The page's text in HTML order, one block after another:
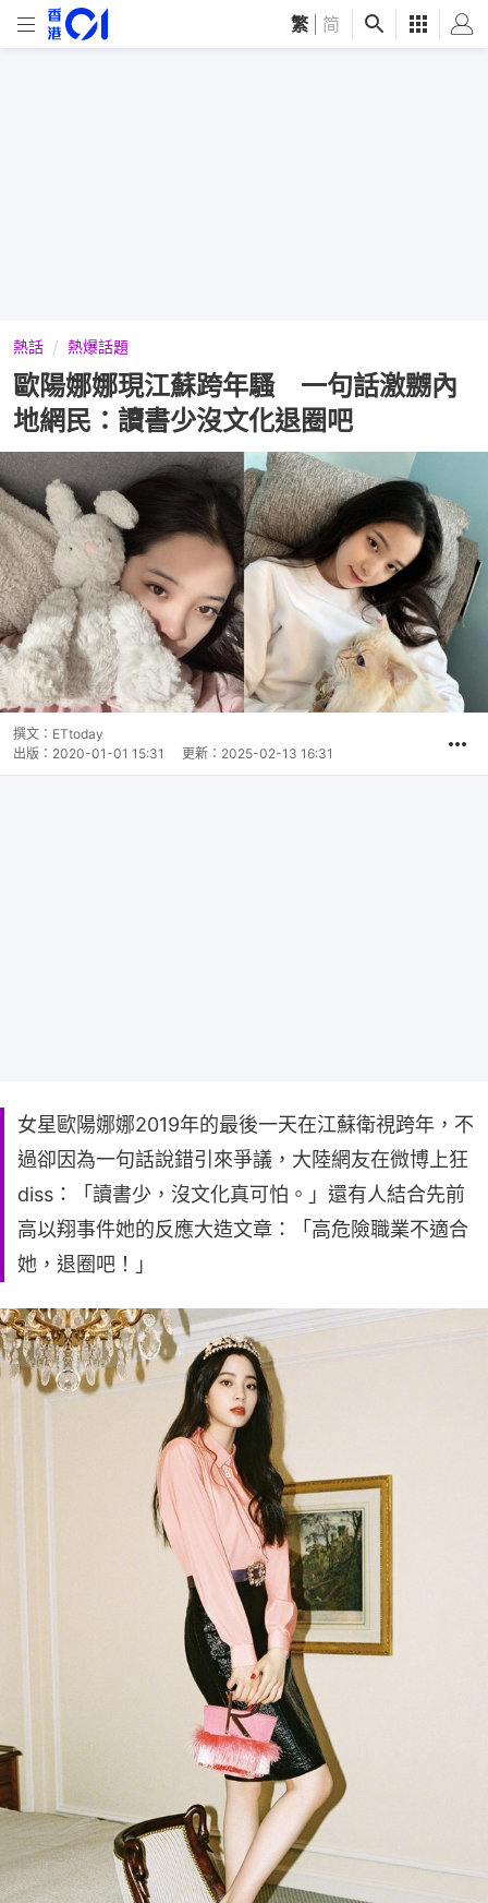
繁 简
熱話 熱爆話題
歐陽娜娜現江蘇跨年騷 一句話激嬲內
地網民：讀書少沒文化退圈吧
撰文： ETtoday
出版： 2020-01-01 15:31 更新： 2025-02-13 16:31
女星歐陽娜娜2019年的最後一天在江蘇衛視跨年，不
過卻因為一句話說錯引來爭議，大陸網友在微博上狂
diss：「讀書少，沒文化真可怕。」還有人結合先前
高以翔事件她的反應大造文章：「高危險職業不適合
她，退圈吧！」